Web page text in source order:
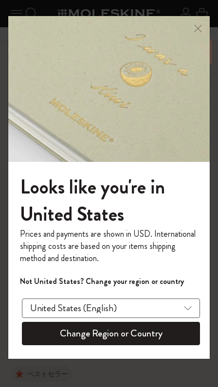
ナビゲーションの切替 ログ
検索 (キーワードなど) カ
6,500円以上のご購入で送料無料 メニ
ーを閉じる
ショップ The Original Notebook
ベストセラー
モレスキンの世界へようこそ
「WELCOME10」を入力すると、初回注
文が10%オフ＋送料無料になります。セ
ール・アウトレット品は適用外。
Moleskineアカウントを作成して限定オフ
ァーや会員特典、さらに多くのインスピ
レーションを手に入れましょう。
今すぐ会員登録 !
Looks like you're in
United States
Prices and payments are shown in USD. International
shipping costs are based on your items shipping
method and destination.
Not United States? Change your region or country
Change Region or Country